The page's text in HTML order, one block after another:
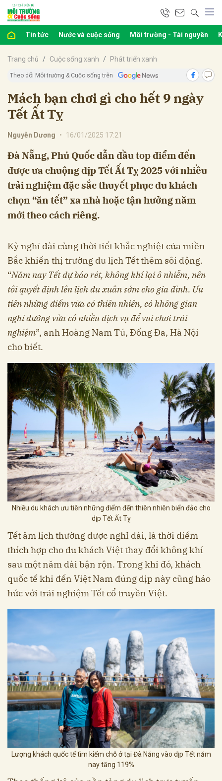
Tin tức Nước và cuộc sống Môi trường - Tài nguyên
Trang chủ Cuộc sống xanh Phát triển xanh
Theo dõi Môi trường & Cuộc sống trên
Mách bạn chơi gì cho hết 9 ngày
Tết Ất Tỵ
Nguyễn Dương • 16/01/2025 17:21
Đà Nẵng, Phú Quốc dẫn đầu top điểm đến
được ưa chuộng dịp Tết Ất Tỵ 2025 với nhiều
trải nghiệm đặc sắc thuyết phục du khách
chọn “ăn tết” xa nhà hoặc tận hưởng năm
mới theo cách riêng.
Kỳ nghỉ dài cùng thời tiết khắc nghiệt của miền
Bắc khiến thị trường du lịch Tết thêm sôi động.
“Năm nay Tết dự báo rét, không khí lại ô nhiễm, nên
tôi quyết định lên lịch du xuân sớm cho gia đình. Ưu
tiên những điểm vừa có thiên nhiên, có không gian
nghỉ dưỡng vừa có nhiều dịch vụ để vui chơi trải
nghiệm”, anh Hoàng Nam Tú, Đống Đa, Hà Nội
cho biết.
Nhiều du khách ưu tiên những điểm đến thiên nhiên biển đảo cho
dịp Tết Ất Tỵ
Tết âm lịch thường được nghỉ dài, là thời điểm
thích hợp cho du khách Việt thay đổi không khí
sau một năm dài bận rộn. Trong khi đó, khách
quốc tế khi đến Việt Nam đúng dịp này cũng háo
hức với trải nghiệm Tết cổ truyền Việt.
Lượng khách quốc tế tìm kiếm chỗ ở tại Đà Nẵng vào dịp Tết năm
nay tăng 119%
Hủy